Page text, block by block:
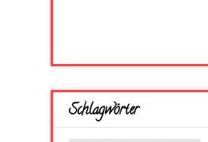
Schlagwörter